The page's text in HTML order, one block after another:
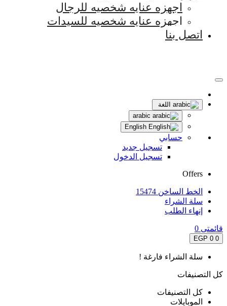
اجهزه عنايه شخصيه للرجال
اجهزه عنايه شخصيه للسيدات
اتصل بنا
اللغة
حسابي
تسجيل جديد
تسجيل الدخول
Offers
الخط الساخن 15474
سلة الشراء
إنهاء الطلب
قائمتى 0
0
0 EGP
سلة الشراء فارغة !
كل التصنيفات
كل التصنيفات
الموبايلات